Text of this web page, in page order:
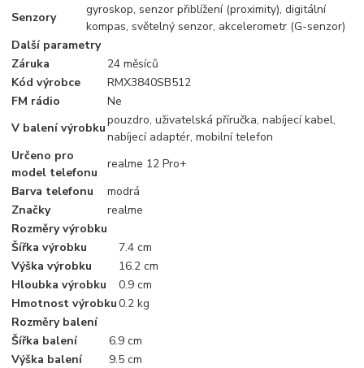
Senzory
gyroskop, senzor přiblížení (proximity), digitální
kompas, světelný senzor, akcelerometr (G-senzor)
Další parametry
Záruka
24 měsíců
Kód výrobce
RMX3840SB512
FM rádio
Ne
V balení výrobku
pouzdro, uživatelská příručka, nabíjecí kabel,
nabíjecí adaptér, mobilní telefon
Určeno pro
model telefonu
realme 12 Pro+
Barva telefonu
modrá
Značky
realme
Rozměry výrobku
Šířka výrobku
7.4 cm
Výška výrobku
16.2 cm
Hloubka výrobku
0.9 cm
Hmotnost výrobku0.2 kg
Rozměry balení
Šířka balení
6.9 cm
Výška balení
9.5 cm